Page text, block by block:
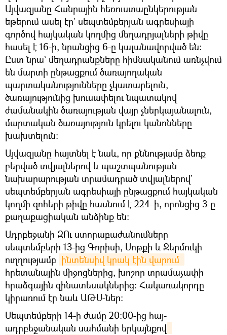
Այվազյանը Հանրային հեռուստաընկերության
եթերում ասել էր` սեպտեմբերյան ագրեսիայի
գործով հայկական կողմից մեղադրյալների թիվը
հասել է 16-ի, նրանցից 6-ը կալանավորված են։
Ըստ նրա` մեղադրանքները հիմնականում առնչվում
են մարտի ընթացքում ծառայողական
պարտականությունները չկատարելուն,
ծառայությունից խուսափելու նպատակով
ժամանակին ծառայության վայր չներկայանալուն,
մարտական ծառայություն կրելու կանոնները
խախտելուն։
Այվազյանը հայտնել է նաև, որ քննությամբ ձեռք
բերված տվյալներով և պաշտպանության
նախարարության տրամադրած տվյալներով`
սեպտեմբերյան ագրեսիայի ընթացքում հայկական
կողմի զոհերի թիվը հասնում է 224–ի, որոնցից 3-ը
քաղաքացիական անձինք են:
Ադրբեջանի ԶՈւ ստորաբաժանումները
սեպտեմբերի 13-ից Գորիսի, Սոթքի և Ջերմուկի
ուղղությամբ
հրետանային միջոցներից, խոշոր տրամաչափի
հրաձգային զինատեսակներից։ Հակառակորդը
կիրառում էր նաև ԱԹՍ-ներ:
Սեպտեմբերի 14-ի ժամը 20։00-ից հայ-
ադրբեջանական սահմանի երկայնքով